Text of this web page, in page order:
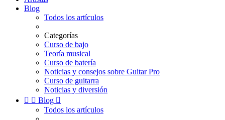
Blog
Todos los artículos
Categorías
Curso de bajo
Teoría musical
Curso de batería
Noticias y consejos sobre Guitar Pro
Curso de guitarra
Noticias y diversión
  Blog 
Todos los artículos